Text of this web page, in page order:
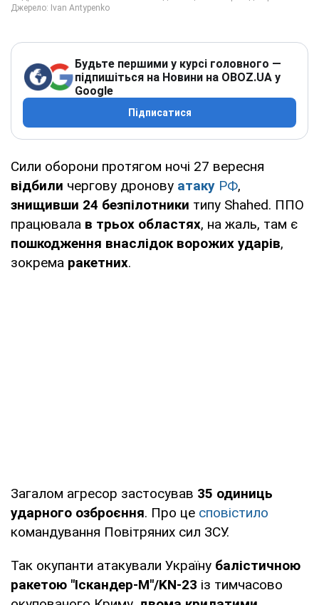
Будьте першими у курсі головного —
підпишіться на Новини на OBOZ.UA у
Google
Підписатися
Сили оборони протягом ночі 27 вересня
відбили чергову дронову атаку РФ,
знищивши 24 безпілотники типу Shahed. ППО
працювала в трьох областях, на жаль, там є
пошкодження внаслідок ворожих ударів,
зокрема ракетних.
Загалом агресор застосував 35 одиниць
ударного озброєння. Про це сповістило
командування Повітряних сил ЗСУ.
Так окупанти атакували Україну балістичною
ракетою "Іскандер-М"/KN-23 із тимчасово